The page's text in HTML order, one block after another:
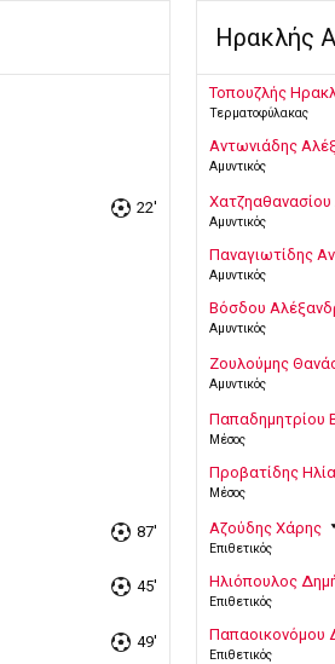
22'
87'
45'
49'
Ηρακλής
Τοπουζλής
Τερματοφύλακας
Αντωνιάδης
Αμυντικός
Αμυντικός
Παναγιωτίδης
Αμυντικός
Βόσδου
Αμυντικός
Ζουλούμης
Αμυντικός
Παπαδημητρίου
Μέσος
Προβατίδης
Μέσος
Αζούδης Χάρης
Επιθετικός
Ηλιόπουλος
Επιθετικός
Παπαοικονόμου
Επιθετικός